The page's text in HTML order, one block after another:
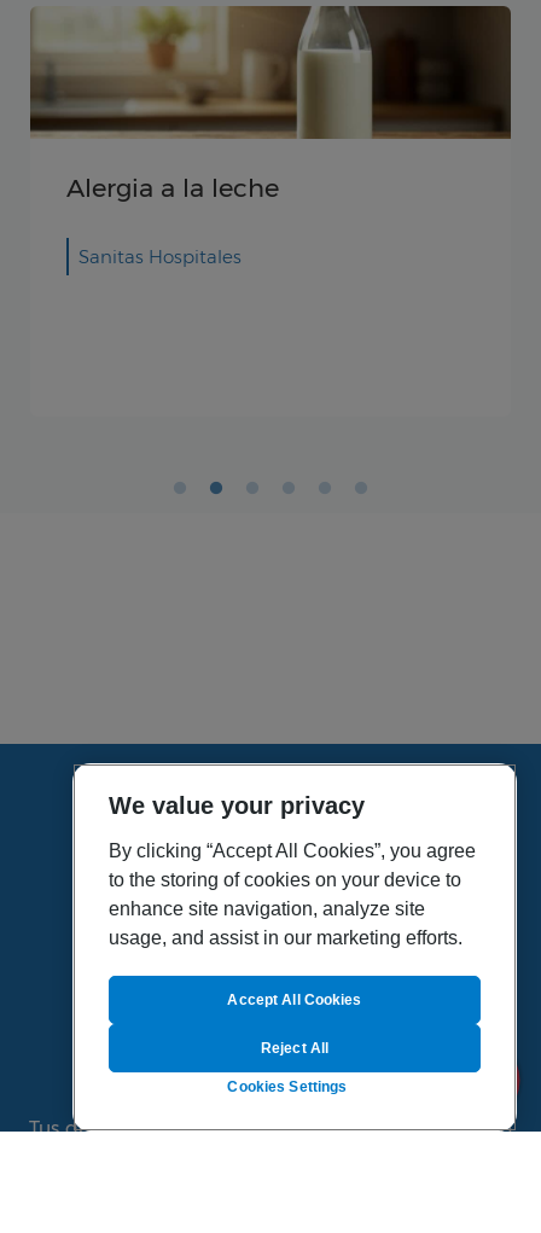
Alergia a la leche
Sanitas Hospitales
HOME
VÍDEOS
POLÍTICA DE PRIVACIDAD
POLÍTICA DE COOKIES
MAPA DEL SITIO
QUIENES SOMOS
Tus dudas de salud es un proyecto de Sanitas, todo
We value your privacy
By clicking “Accept All Cookies”, you agree
to the storing of cookies on your device to
enhance site navigation, analyze site
usage, and assist in our marketing efforts.
Cookies Settings
Reject All
Accept All Cookies